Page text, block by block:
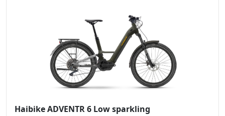
Haibike ADVENTR 6 Low sparkling